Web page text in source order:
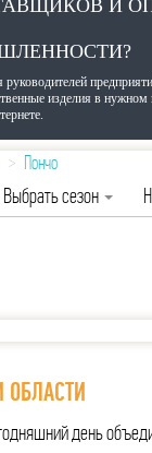
И
изделия в нужном
Пончо
Выбрать сезон
ОБЛАСТИ
день